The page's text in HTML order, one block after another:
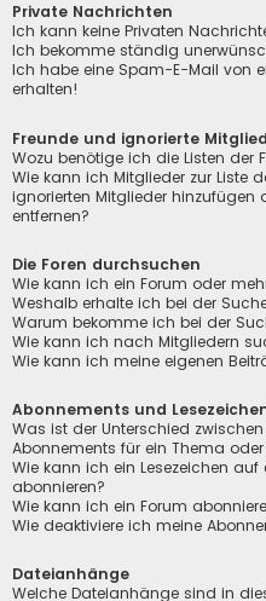
Private Nachrichten
Ich kann keine Privaten
Ich bekomme ständig
Ich habe eine Spam-E-Mail von
erhalten!
Freunde und ignorierte
Wozu benötige ich die Listen der
Wie kann ich Mitglieder zur Liste
ignorierten Mitglieder hinzufügen
entfernen?
Die Foren durchsuchen
Wie kann ich ein Forum oder
Weshalb erhalte ich bei der
Warum bekomme ich bei der
Wie kann ich nach Mitgliedern
Wie kann ich meine eigenen
Abonnements und
Was ist der Unterschied
Abonnements für ein Thema oder
Wie kann ich ein Lesezeichen
abonnieren?
Wie kann ich ein Forum
Wie deaktiviere ich meine
Dateianhänge
Welche Dateianhänge sind in